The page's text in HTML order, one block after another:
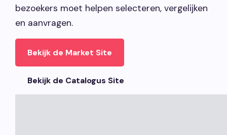
bezoekers moet helpen selecteren, vergelijken
en aanvragen.
Bekijk de Market Site
Bekijk de Catalogus Site